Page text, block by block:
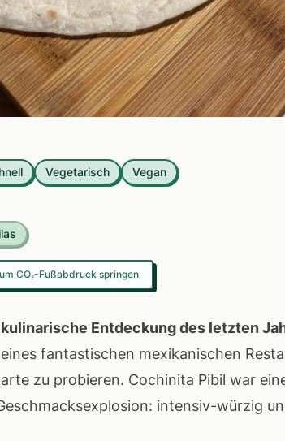
Vegetarisch Vegan
CO₂-Fußabdruck springen
Entdeckung des letzten
fantastischen mexikanischen
zu probieren. Cochinita Pibil war
intensiv-würzig